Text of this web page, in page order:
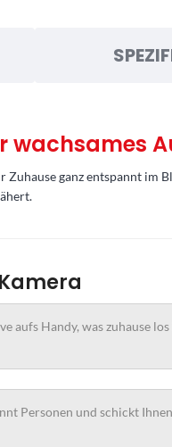
ganz entspannt im
aufs Handy, was zuhause
Personen und schickt